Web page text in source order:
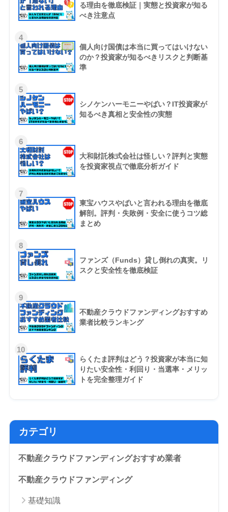
る理由を徹底検証｜実態と投資家が知る
べき注意点
4
個人向け国債は本当に買ってはいけない
のか？投資家が知るべきリスクと判断基
準
5
シノケンハーモニーやばい？IT投資家が
知るべき真相と安全性の実態
6
大和財託株式会社は怪しい？評判と実態
を投資家視点で徹底分析ガイド
7
東宝ハウスやばいと言われる理由を徹底
解剖。評判・失敗例・安全に使うコツ総
まとめ
8
ファンズ（Funds）貸し倒れの真実。リ
スクと安全性を徹底検証
9
不動産クラウドファンディングおすすめ
業者比較ランキング
10
らくたま評判はどう？投資家が本当に知
りたい安全性・利回り・当選率・メリッ
トを完全整理ガイド
カテゴリ
不動産クラウドファンディングおすすめ業者
不動産クラウドファンディング
基礎知識